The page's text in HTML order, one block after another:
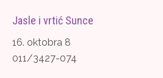
Jasle i vrtić Sunce
16. oktobra 8
011/3427-074